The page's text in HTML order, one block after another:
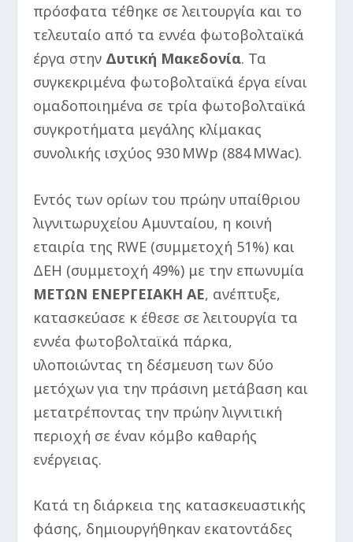
πρόσφατα τέθηκε σε λειτουργία και το
τελευταίο από τα εννέα φωτοβολταϊκά
έργα στην Δυτική Μακεδονία. Τα
συγκεκριμένα φωτοβολταϊκά έργα είναι
ομαδοποιημένα σε τρία φωτοβολταϊκά
συγκροτήματα μεγάλης κλίμακας
συνολικής ισχύος 930 MWp (884 MWac).
Εντός των ορίων του πρώην υπαίθριου
λιγνιτωρυχείου Αμυνταίου, η κοινή
εταιρία της RWE (συμμετοχή 51%) και
ΔΕΗ (συμμετοχή 49%) με την επωνυμία
ΜΕΤΩΝ ΕΝΕΡΓΕΙΑΚΗ ΑΕ, ανέπτυξε,
κατασκεύασε κ έθεσε σε λειτουργία τα
εννέα φωτοβολταϊκά πάρκα,
υλοποιώντας τη δέσμευση των δύο
μετόχων για την πράσινη μετάβαση και
μετατρέποντας την πρώην λιγνιτική
περιοχή σε έναν κόμβο καθαρής
ενέργειας.
Κατά τη διάρκεια της κατασκευαστικής
φάσης, δημιουργήθηκαν εκατοντάδες